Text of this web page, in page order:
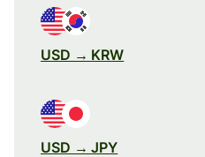
USD → KRW
USD → JPY